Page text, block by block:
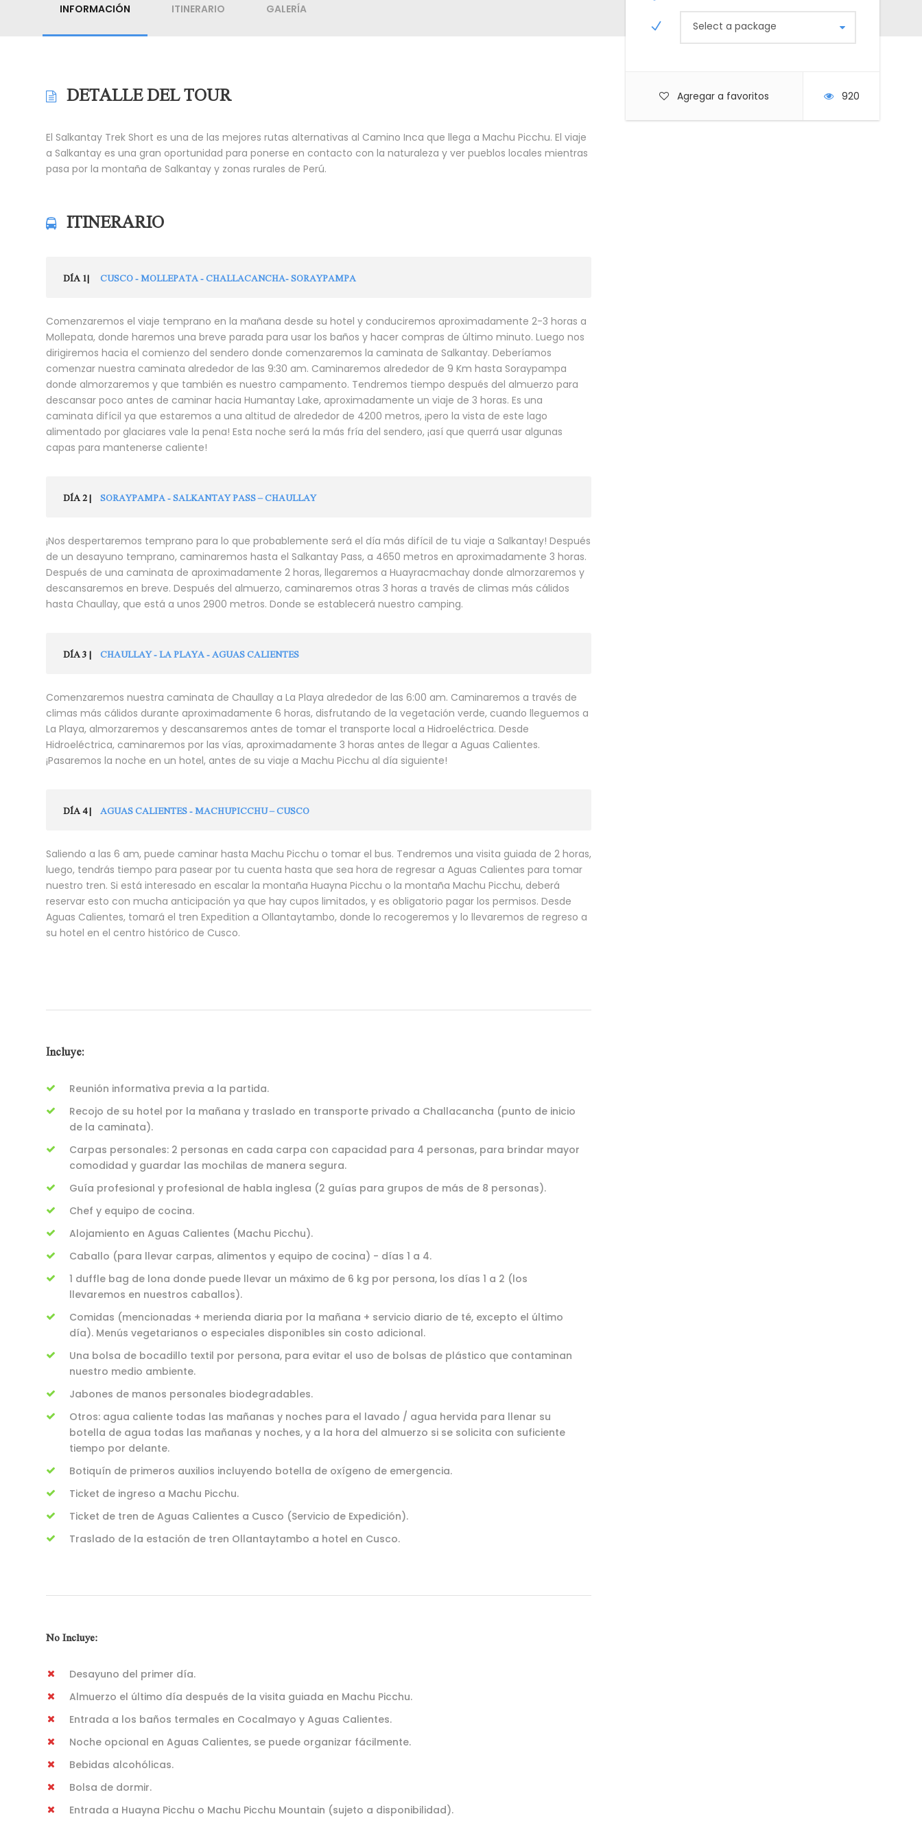
Select a package
Agregar a favoritos 920
INFORMACIÓN ITINERARIO GALERÍA
DETALLE DEL TOUR
El Salkantay Trek Short es una de las mejores rutas alternativas al Camino Inca que llega a Machu Picchu. El viaje
a Salkantay es una gran oportunidad para ponerse en contacto con la naturaleza y ver pueblos locales mientras
pasa por la montaña de Salkantay y zonas rurales de Perú.
ITINERARIO
DÍA 1| CUSCO - MOLLEPATA - CHALLACANCHA- SORAYPAMPA
Comenzaremos el viaje temprano en la mañana desde su hotel y conduciremos aproximadamente 2-3 horas a
Mollepata, donde haremos una breve parada para usar los baños y hacer compras de último minuto. Luego nos
dirigiremos hacia el comienzo del sendero donde comenzaremos la caminata de Salkantay. Deberíamos
comenzar nuestra caminata alrededor de las 9:30 am. Caminaremos alrededor de 9 Km hasta Soraypampa
donde almorzaremos y que también es nuestro campamento. Tendremos tiempo después del almuerzo para
descansar poco antes de caminar hacia Humantay Lake, aproximadamente un viaje de 3 horas. Es una
caminata difícil ya que estaremos a una altitud de alrededor de 4200 metros, ¡pero la vista de este lago
alimentado por glaciares vale la pena! Esta noche será la más fría del sendero, ¡así que querrá usar algunas
capas para mantenerse caliente!
DÍA 2 | SORAYPAMPA - SALKANTAY PASS – CHAULLAY
¡Nos despertaremos temprano para lo que probablemente será el día más difícil de tu viaje a Salkantay! Después
de un desayuno temprano, caminaremos hasta el Salkantay Pass, a 4650 metros en aproximadamente 3 horas.
Después de una caminata de aproximadamente 2 horas, llegaremos a Huayracmachay donde almorzaremos y
descansaremos en breve. Después del almuerzo, caminaremos otras 3 horas a través de climas más cálidos
hasta Chaullay, que está a unos 2900 metros. Donde se establecerá nuestro camping.
DÍA 3 | CHAULLAY - LA PLAYA - AGUAS CALIENTES
Comenzaremos nuestra caminata de Chaullay a La Playa alrededor de las 6:00 am. Caminaremos a través de
climas más cálidos durante aproximadamente 6 horas, disfrutando de la vegetación verde, cuando lleguemos a
La Playa, almorzaremos y descansaremos antes de tomar el transporte local a Hidroeléctrica. Desde
Hidroeléctrica, caminaremos por las vías, aproximadamente 3 horas antes de llegar a Aguas Calientes.
¡Pasaremos la noche en un hotel, antes de su viaje a Machu Picchu al día siguiente!
DÍA 4 | AGUAS CALIENTES - MACHUPICCHU – CUSCO
Saliendo a las 6 am, puede caminar hasta Machu Picchu o tomar el bus. Tendremos una visita guiada de 2 horas,
luego, tendrás tiempo para pasear por tu cuenta hasta que sea hora de regresar a Aguas Calientes para tomar
nuestro tren. Si está interesado en escalar la montaña Huayna Picchu o la montaña Machu Picchu, deberá
reservar esto con mucha anticipación ya que hay cupos limitados, y es obligatorio pagar los permisos. Desde
Aguas Calientes, tomará el tren Expedition a Ollantaytambo, donde lo recogeremos y lo llevaremos de regreso a
su hotel en el centro histórico de Cusco.
Incluye:
Reunión informativa previa a la partida.
Recojo de su hotel por la mañana y traslado en transporte privado a Challacancha (punto de inicio
de la caminata).
Carpas personales: 2 personas en cada carpa con capacidad para 4 personas, para brindar mayor
comodidad y guardar las mochilas de manera segura.
Guía profesional y profesional de habla inglesa (2 guías para grupos de más de 8 personas).
Chef y equipo de cocina.
Alojamiento en Aguas Calientes (Machu Picchu).
Caballo (para llevar carpas, alimentos y equipo de cocina) - días 1 a 4.
1 duffle bag de lona donde puede llevar un máximo de 6 kg por persona, los días 1 a 2 (los
llevaremos en nuestros caballos).
Comidas (mencionadas + merienda diaria por la mañana + servicio diario de té, excepto el último
día). Menús vegetarianos o especiales disponibles sin costo adicional.
Una bolsa de bocadillo textil por persona, para evitar el uso de bolsas de plástico que contaminan
nuestro medio ambiente.
Jabones de manos personales biodegradables.
Otros: agua caliente todas las mañanas y noches para el lavado / agua hervida para llenar su
botella de agua todas las mañanas y noches, y a la hora del almuerzo si se solicita con suficiente
tiempo por delante.
Botiquín de primeros auxilios incluyendo botella de oxígeno de emergencia.
Ticket de ingreso a Machu Picchu.
Ticket de tren de Aguas Calientes a Cusco (Servicio de Expedición).
Traslado de la estación de tren Ollantaytambo a hotel en Cusco.
No Incluye:
Desayuno del primer día.
Almuerzo el último día después de la visita guiada en Machu Picchu.
Entrada a los baños termales en Cocalmayo y Aguas Calientes.
Noche opcional en Aguas Calientes, se puede organizar fácilmente.
Bebidas alcohólicas.
Bolsa de dormir.
Entrada a Huayna Picchu o Machu Picchu Mountain (sujeto a disponibilidad).